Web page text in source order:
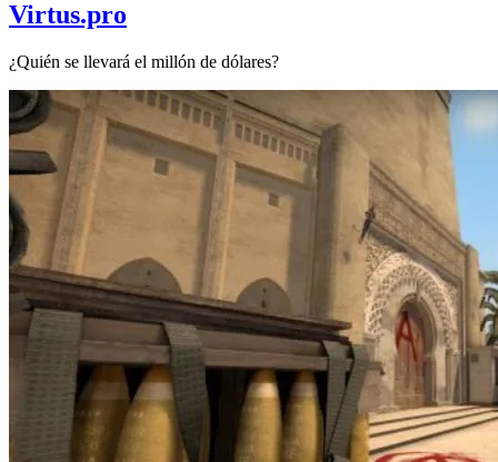
Virtus.pro
¿Quién se llevará el millón de dólares?